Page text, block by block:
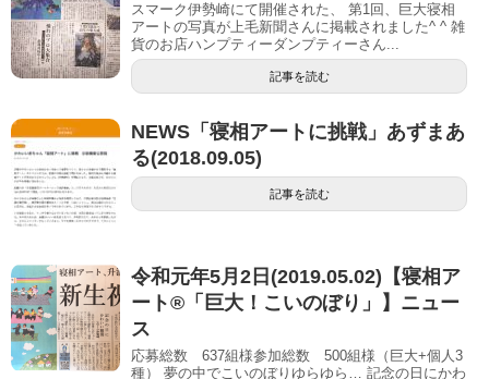
スマーク伊勢崎にて開催された、 第1回、巨大寝相
アートの写真が上毛新聞さんに掲載されました^ ^ 雑
貨のお店ハンプティーダンプティーさん...
記事を読む
NEWS「寝相アートに挑戦」あずまあ
る(2018.09.05)
記事を読む
令和元年5月2日(2019.05.02)【寝相ア
ート®「巨大！こいのぼり」】ニュー
ス
応募総数 637組様参加総数 500組様（巨大+個人3
種） 夢の中でこいのぼりゆらゆら… 記念の日にかわ